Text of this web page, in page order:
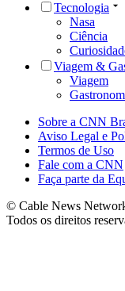
Tecnologia
Nasa
Ciência
Viagem &
Viagem
Sobre a CNN
Aviso Legal e
Termos de Uso
Fale com a CNN
Faça parte da
© Cable News
Todos os direitos